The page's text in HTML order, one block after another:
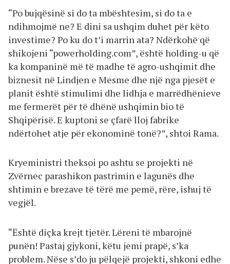
“Po bujqësinë si do ta mbështesim, si do ta e
ndihmojmë ne? E dini sa ushqim duhet për këto
investime? Po ku do t’i marrin ata? Ndërkohë që
shikojeni “powerholding.com”, është holding-u që
ka kompaninë më të madhe të agro-ushqimit dhe
biznesit në Lindjen e Mesme dhe një nga pjesët e
planit është stimulimi dhe lidhja e marrëdhënieve
me fermerët për të dhënë ushqimin bio të
Shqipërisë. E kuptoni se çfarë lloj fabrike
ndërtohet atje për ekonominë tonë?”, shtoi Rama.
Kryeministri theksoi po ashtu se projekti në
Zvërnec parashikon pastrimin e lagunës dhe
shtimin e brezave të tërë me pemë, rëre, ishuj të
vegjël.
“Është diçka krejt tjetër. Lëreni të mbarojnë
punën! Pastaj gjykoni, këtu jemi prapë, s’ka
problem. Nëse s’do ju pëlqejë projekti, shkoni edhe